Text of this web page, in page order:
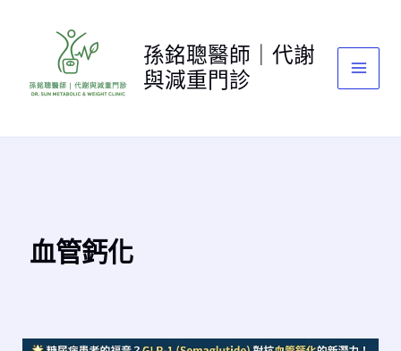
孫銘聰醫師｜代謝
與減重門診
血管鈣化